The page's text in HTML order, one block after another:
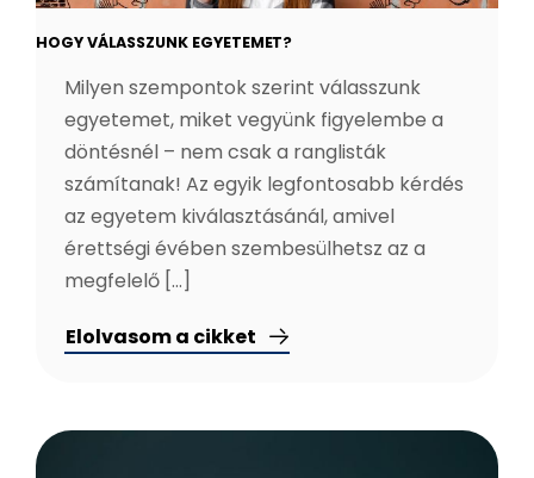
HOGY VÁLASSZUNK EGYETEMET?
Milyen szempontok szerint válasszunk
egyetemet, miket vegyünk figyelembe a
döntésnél – nem csak a ranglisták
számítanak! Az egyik legfontosabb kérdés
az egyetem kiválasztásánál, amivel
érettségi évében szembesülhetsz az a
megfelelő [...]
Elolvasom a cikket